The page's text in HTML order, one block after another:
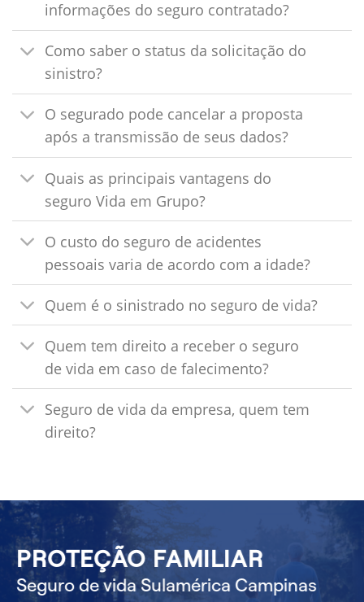
informações do seguro contratado?
Como saber o status da solicitação do
sinistro?
O segurado pode cancelar a proposta
após a transmissão de seus dados?
Quais as principais vantagens do
seguro Vida em Grupo?
O custo do seguro de acidentes
pessoais varia de acordo com a idade?
Quem é o sinistrado no seguro de vida?
Quem tem direito a receber o seguro
de vida em caso de falecimento?
Seguro de vida da empresa, quem tem
direito?
PROTEÇÃO FAMILIAR
Seguro de vida Sulamérica Campinas